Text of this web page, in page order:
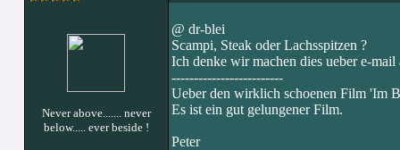
Never above....... never
below..... ever beside !
@ dr-blei
Scampi, Steak oder Lachsspitzen ?
Ich denke wir machen dies ueber e-mail
-------------------------
Ueber den wirklich schoenen Film 'Im
Es ist ein gut gelungener Film.
Peter